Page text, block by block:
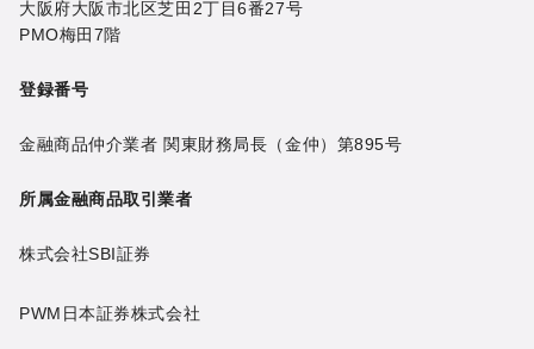
大阪府大阪市北区芝田2丁目6番27号
PMO梅田7階
登録番号
金融商品仲介業者 関東財務局長（金仲）第895号
所属金融商品取引業者
株式会社SBI証券
PWM日本証券株式会社